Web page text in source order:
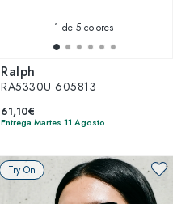
1 de 5 colores
Ralph
RA5330U 605813
61,10€
Entrega Martes 11 Agosto
Try On